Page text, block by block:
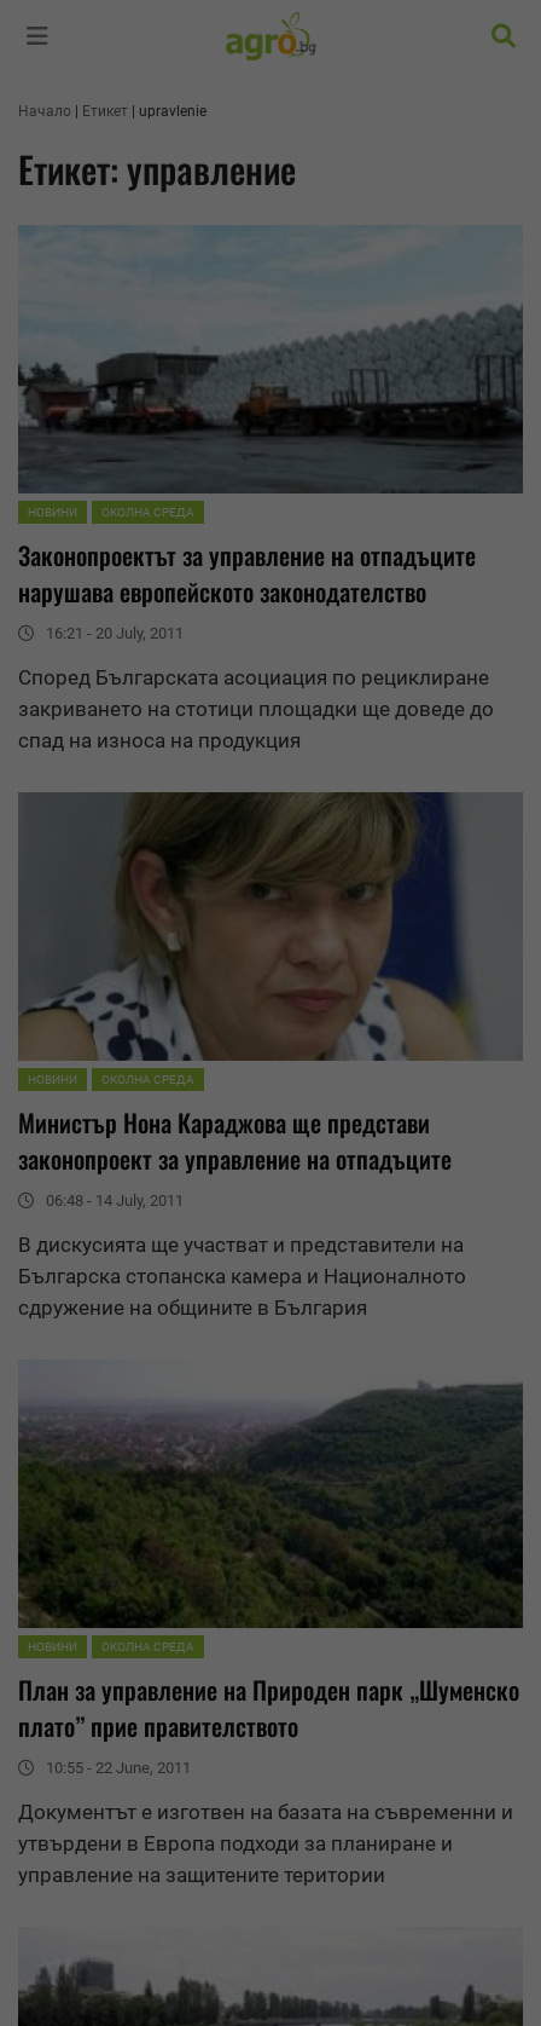
Начало Етикет upravlenie
Етикет: управление
НОВИНИ ОКОЛНА СРЕДА
Законопроектът зауправление на отпадъците
нарушава европейското законодателство
16:21 - 20 July, 2011
Според Българската асоциация по рециклиране
закриването на стотици площадки ще доведе до
спад на износа на продукция
НОВИНИ ОКОЛНА СРЕДА
Министър Нона Караджова ще представи
законопроект зауправление на отпадъците
06:48 - 14 July, 2011
В дискусията ще участват и представители на
Българска стопанска камера и Националното
сдружение на общините в България
НОВИНИ ОКОЛНА СРЕДА
План зауправление на Природен парк „Шуменско
плато” прие правителството
10:55 - 22 June, 2011
Документът е изготвен на базата на съвременни и
утвърдени в Европа подходи за планиране и
управление на защитените територии